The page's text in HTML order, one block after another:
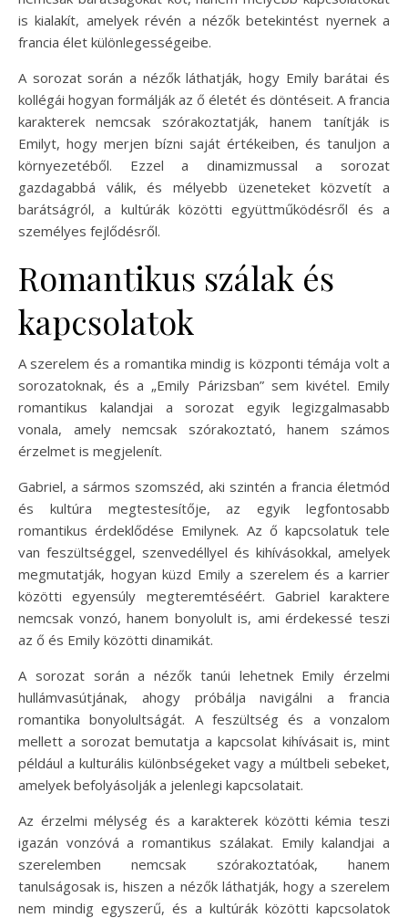
is kialakít, amelyek révén a nézők betekintést nyernek a
francia élet különlegességeibe.
A sorozat során a nézők láthatják, hogy Emily barátai és
kollégái hogyan formálják az ő életét és döntéseit. A francia
karakterek nemcsak szórakoztatják, hanem tanítják is
Emilyt, hogy merjen bízni saját értékeiben, és tanuljon a
környezetéből. Ezzel a dinamizmussal a sorozat
gazdagabbá válik, és mélyebb üzeneteket közvetít a
barátságról, a kultúrák közötti együttműködésről és a
személyes fejlődésről.
Romantikus szálak és
kapcsolatok
A szerelem és a romantika mindig is központi témája volt a
sorozatoknak, és a „Emily Párizsban” sem kivétel. Emily
romantikus kalandjai a sorozat egyik legizgalmasabb
vonala, amely nemcsak szórakoztató, hanem számos
érzelmet is megjelenít.
Gabriel, a sármos szomszéd, aki szintén a francia életmód
és kultúra megtestesítője, az egyik legfontosabb
romantikus érdeklődése Emilynek. Az ő kapcsolatuk tele
van feszültséggel, szenvedéllyel és kihívásokkal, amelyek
megmutatják, hogyan küzd Emily a szerelem és a karrier
közötti egyensúly megteremtéséért. Gabriel karaktere
nemcsak vonzó, hanem bonyolult is, ami érdekessé teszi
az ő és Emily közötti dinamikát.
A sorozat során a nézők tanúi lehetnek Emily érzelmi
hullámvasútjának, ahogy próbálja navigálni a francia
romantika bonyolultságát. A feszültség és a vonzalom
mellett a sorozat bemutatja a kapcsolat kihívásait is, mint
például a kulturális különbségeket vagy a múltbeli sebeket,
amelyek befolyásolják a jelenlegi kapcsolatait.
Az érzelmi mélység és a karakterek közötti kémia teszi
igazán vonzóvá a romantikus szálakat. Emily kalandjai a
szerelemben nemcsak szórakoztatóak, hanem
tanulságosak is, hiszen a nézők láthatják, hogy a szerelem
nem mindig egyszerű, és a kultúrák közötti kapcsolatok